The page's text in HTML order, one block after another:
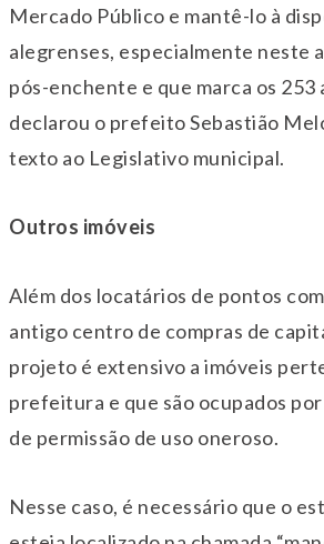
Mercado Público e mantê-lo à
alegrenses, especialmente neste
pós-enchente e que marca os 253
declarou o prefeito Sebastião
texto ao Legislativo municipal.
Outros imóveis
Além dos locatários de pontos
antigo centro de compras de
projeto é extensivo a imóveis
prefeitura e que são ocupados
de permissão de uso oneroso.
Nesse caso, é necessário que o